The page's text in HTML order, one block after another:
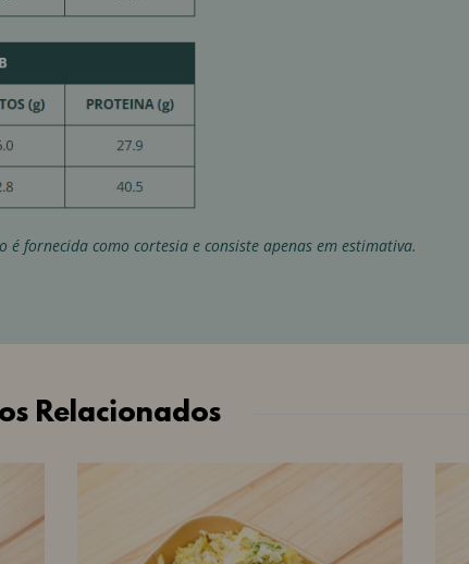
fornecida como cortesia e consiste apenas em estimativa.
Relacionados